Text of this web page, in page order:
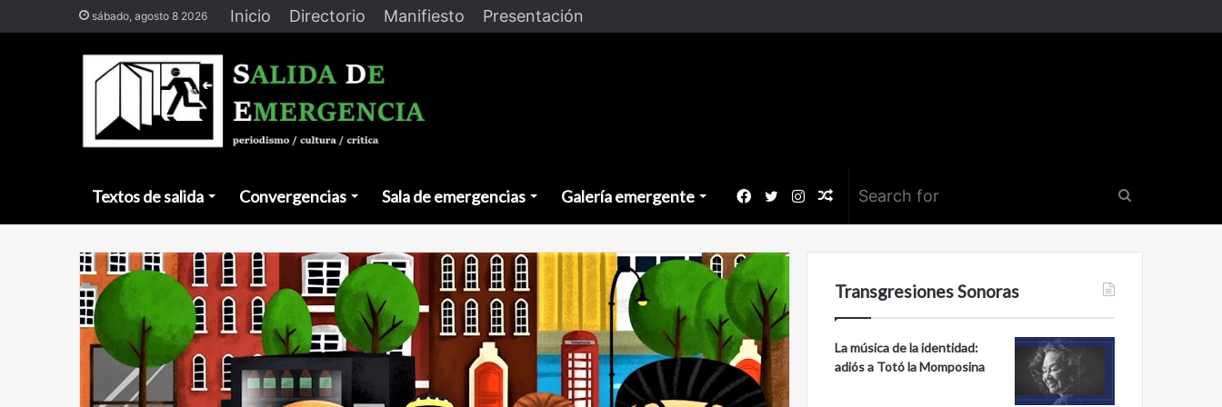
sábado, agosto 8 2026 Inicio Directorio Manifiesto Presentación
Textos de salida Convergencias Sala de emergencias Galería emergente
for
Random
Article
Instagram
Twitter
Facebook
Transgresiones Sonoras
La música de la identidad:
adiós a Totó la Momposina